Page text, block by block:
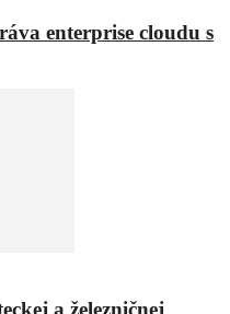
enterprise cloudu s
a železničnej